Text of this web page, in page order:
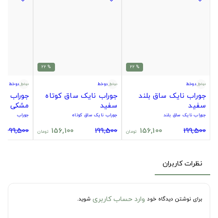
% 22
دوخط
جوراب نایک ساق بلند
سفید
جوراب نایک ساق بلند
199,500
156,100 تومان
% 22
دوخط
جوراب نایک ساق کوتاه
سفید
جوراب نایک ساق کوتاه
199,500
156,100 تومان
دوخط
جوراب
مشکی
جوراب
199,500
نظرات کاربران
برای نوشتن دیدگاه خود وارد حساب کاربری شوید.